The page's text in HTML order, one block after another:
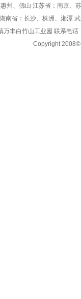
州、佛山 江苏省：南京
南省：长沙、株洲、湘潭
万丰白竹山工业园 联系
Copyright